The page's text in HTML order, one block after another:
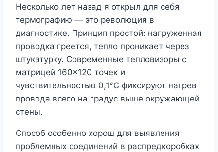
Несколько лет назад я открыл для себя
термографию — это революция в
диагностике. Принцип простой: нагруженная
проводка греется, тепло проникает через
штукатурку. Современные тепловизоры с
матрицей 160×120 точек и
чувствительностью 0,1°C фиксируют нагрев
провода всего на градус выше окружающей
стены.
Способ особенно хорош для выявления
проблемных соединений в распредкоробках